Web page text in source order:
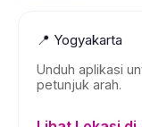
📍 Yogyakarta
Unduh aplikasi
petunjuk arah.